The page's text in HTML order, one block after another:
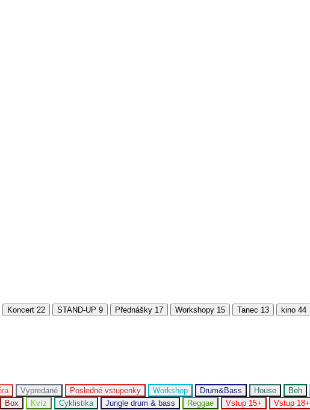
Koncert 22 STAND-UP 9 Přednášky 17 Workshopy 15 Tanec 13 kino 44
Vypredané Posledné vstupenky Workshop Drum&Bass House Beh
Box Kvíz Cyklistika Jungle drum & bass Reggae Vstup 15+ Vstup 18+